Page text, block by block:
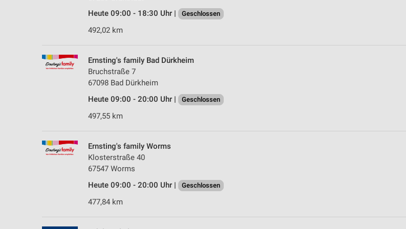
Heute 09:00 - 18:30 Uhr |
Geschlossen
492,02 km
Ernsting's family Bad Dürkheim
Bruchstraße 7
67098 Bad Dürkheim
Heute 09:00 - 20:00 Uhr |
Geschlossen
497,55 km
Ernsting's family Worms
Klosterstraße 40
67547 Worms
Heute 09:00 - 20:00 Uhr |
Geschlossen
477,84 km